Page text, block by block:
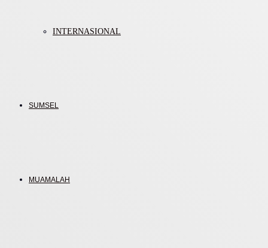
INTERNASIONAL
SUMSEL
MUAMALAH